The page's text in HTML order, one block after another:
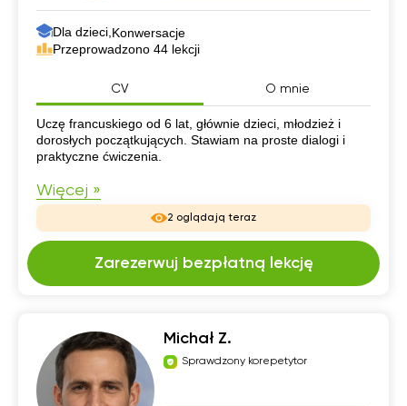
Dla dzieci, Konwersacje
Przeprowadzono 44 lekcji
CV O mnie
CV
Uczę francuskiego od 6 lat, głównie dzieci, młodzież i
dorosłych początkujących. Stawiam na proste dialogi i
praktyczne ćwiczenia.
Więcej »
2 oglądają teraz
Zarezerwuj bezpłatną lekcję
Michał Z.
Sprawdzony korepetytor